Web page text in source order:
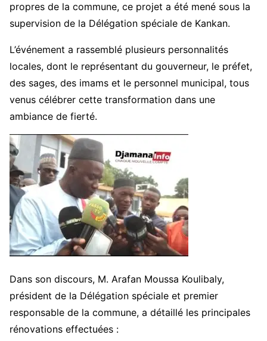
propres de la commune, ce projet a été mené sous la
supervision de la Délégation spéciale de Kankan.
L’événement a rassemblé plusieurs personnalités
locales, dont le représentant du gouverneur, le préfet,
des sages, des imams et le personnel municipal, tous
venus célébrer cette transformation dans une
ambiance de fierté.
Dans son discours, M. Arafan Moussa Koulibaly,
président de la Délégation spéciale et premier
responsable de la commune, a détaillé les principales
rénovations effectuées :